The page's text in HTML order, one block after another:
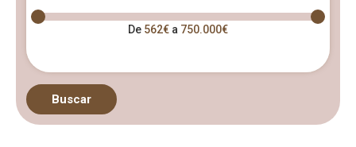
De 562€ a 750.000€
Buscar